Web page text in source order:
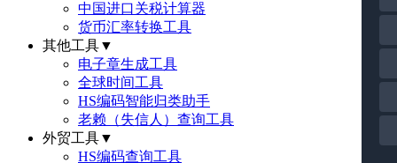
中国进口关税计算器
货币汇率转换工具
其他工具▼
电子章生成工具
全球时间工具
HS编码智能归类助手
老赖（失信人）查询工具
外贸工具▼
HS编码查询工具